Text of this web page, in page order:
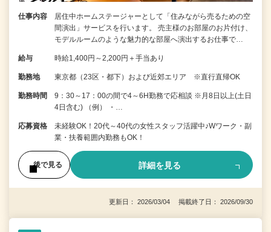
仕事内容
居住中ホームステージャーとして「住みながら売るための空
間演出」サービスを行います。 売主様のお部屋のお片付け、
モデルルームのような魅力的な部屋へ演出するお仕事で…
給与 時給1,400円～2,200円＋手当あり
勤務地 東京都（23区・都下）および近郊エリア ※直行直帰OK
勤務時間
9：30～17：00の間で4～6H勤務で応相談 ※月8日以上(土日
4日含む) （例） ・…
応募資格
未経験OK！20代～40代の女性スタッフ活躍中♪Wワーク・副
業・扶養範囲内勤務もOK！
後で見る 詳細を見る
更新日： 2026/03/04 掲載終了日： 2026/09/30